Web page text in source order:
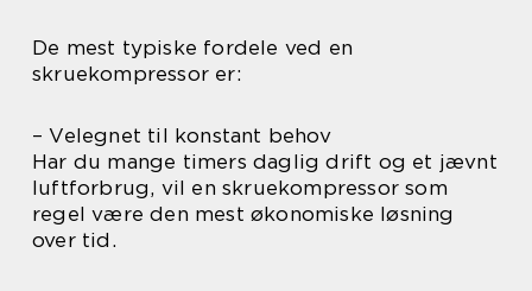
De mest typiske fordele ved en
skruekompressor er:
– Velegnet til konstant behov
Har du mange timers daglig drift og et jævnt
luftforbrug, vil en skruekompressor som
regel være den mest økonomiske løsning
over tid.